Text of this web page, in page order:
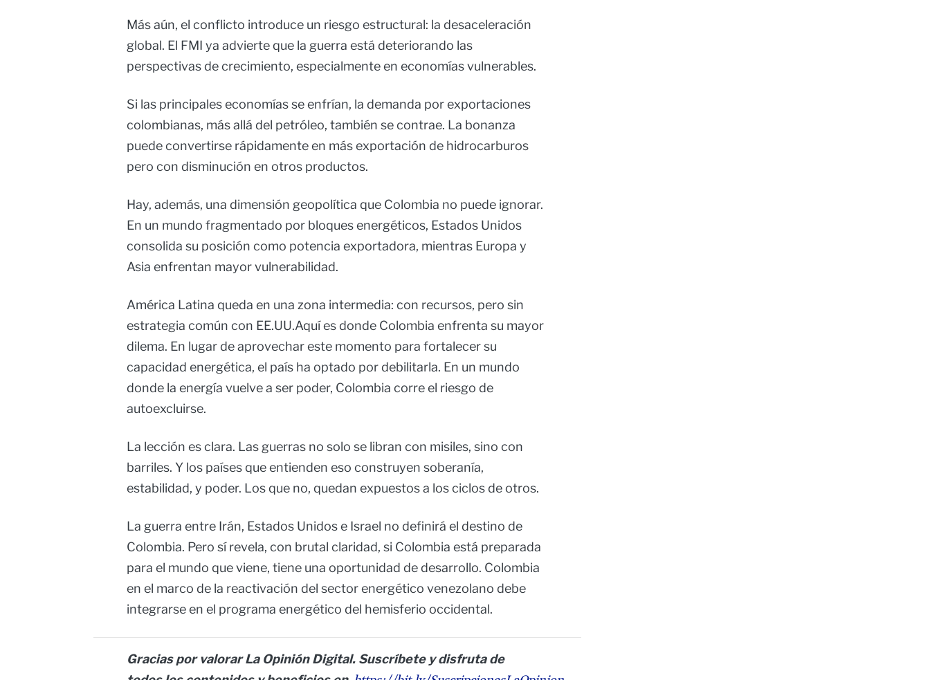
Más aún, el conflicto introduce un riesgo estructural: la desaceleración
global. El FMI ya advierte que la guerra está deteriorando las
perspectivas de crecimiento, especialmente en economías vulnerables.
Si las principales economías se enfrían, la demanda por exportaciones
colombianas, más allá del petróleo, también se contrae. La bonanza
puede convertirse rápidamente en más exportación de hidrocarburos
pero con disminución en otros productos.
Hay, además, una dimensión geopolítica que Colombia no puede ignorar.
En un mundo fragmentado por bloques energéticos, Estados Unidos
consolida su posición como potencia exportadora, mientras Europa y
Asia enfrentan mayor vulnerabilidad.
América Latina queda en una zona intermedia: con recursos, pero sin
estrategia común con EE.UU.Aquí es donde Colombia enfrenta su mayor
dilema. En lugar de aprovechar este momento para fortalecer su
capacidad energética, el país ha optado por debilitarla. En un mundo
donde la energía vuelve a ser poder, Colombia corre el riesgo de
autoexcluirse.
La lección es clara. Las guerras no solo se libran con misiles, sino con
barriles. Y los países que entienden eso construyen soberanía,
estabilidad, y poder. Los que no, quedan expuestos a los ciclos de otros.
La guerra entre Irán, Estados Unidos e Israel no definirá el destino de
Colombia. Pero sí revela, con brutal claridad, si Colombia está preparada
para el mundo que viene, tiene una oportunidad de desarrollo. Colombia
en el marco de la reactivación del sector energético venezolano debe
integrarse en el programa energético del hemisferio occidental.
Gracias por valorar La Opinión Digital. Suscríbete y disfruta de